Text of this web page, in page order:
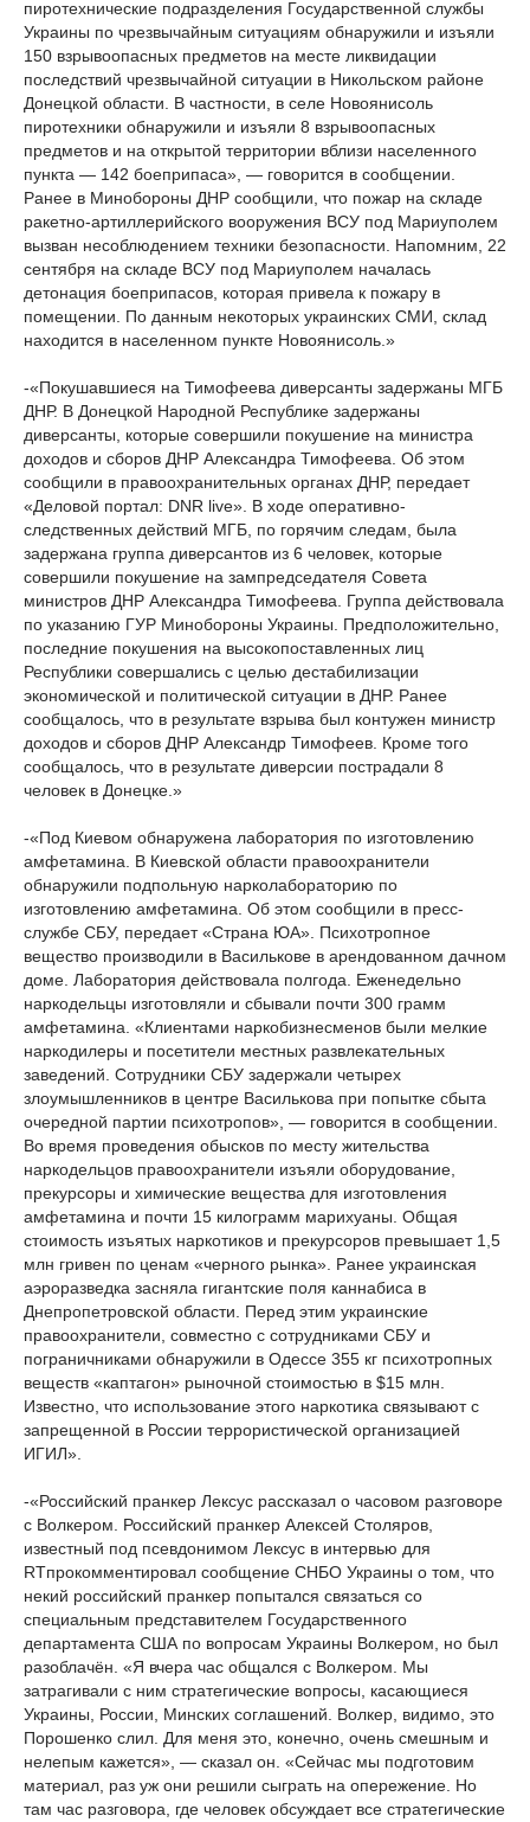
пиротехнические подразделения Государственной службы
Украины по чрезвычайным ситуациям обнаружили и изъяли
150 взрывоопасных предметов на месте ликвидации
последствий чрезвычайной ситуации в Никольском районе
Донецкой области. В частности, в селе Новоянисоль
пиротехники обнаружили и изъяли 8 взрывоопасных
предметов и на открытой территории вблизи населенного
пункта — 142 боеприпаса», — говорится в сообщении.
Ранее в Минобороны ДНР сообщили, что пожар на складе
ракетно-артиллерийского вооружения ВСУ под Мариуполем
вызван несоблюдением техники безопасности. Напомним, 22
сентября на складе ВСУ под Мариуполем началась
детонация боеприпасов, которая привела к пожару в
помещении. По данным некоторых украинских СМИ, склад
находится в населенном пункте Новоянисоль.»
-«Покушавшиеся на Тимофеева диверсанты задержаны МГБ
ДНР. В Донецкой Народной Республике задержаны
диверсанты, которые совершили покушение на министра
доходов и сборов ДНР Александра Тимофеева. Об этом
сообщили в правоохранительных органах ДНР, передает
«Деловой портал: DNR live». В ходе оперативно-
следственных действий МГБ, по горячим следам, была
задержана группа диверсантов из 6 человек, которые
совершили покушение на зампредседателя Совета
министров ДНР Александра Тимофеева. Группа действовала
по указанию ГУР Минобороны Украины. Предположительно,
последние покушения на высокопоставленных лиц
Республики совершались с целью дестабилизации
экономической и политической ситуации в ДНР. Ранее
сообщалось, что в результате взрыва был контужен министр
доходов и сборов ДНР Александр Тимофеев. Кроме того
сообщалось, что в результате диверсии пострадали 8
человек в Донецке.»
-«Под Киевом обнаружена лаборатория по изготовлению
амфетамина. В Киевской области правоохранители
обнаружили подпольную нарколабораторию по
изготовлению амфетамина. Об этом сообщили в пресс-
службе СБУ, передает «Страна ЮА». Психотропное
вещество производили в Василькове в арендованном дачном
доме. Лаборатория действовала полгода. Еженедельно
наркодельцы изготовляли и сбывали почти 300 грамм
амфетамина. «Клиентами наркобизнесменов были мелкие
наркодилеры и посетители местных развлекательных
заведений. Сотрудники СБУ задержали четырех
злоумышленников в центре Василькова при попытке сбыта
очередной партии психотропов», — говорится в сообщении.
Во время проведения обысков по месту жительства
наркодельцов правоохранители изъяли оборудование,
прекурсоры и химические вещества для изготовления
амфетамина и почти 15 килограмм марихуаны. Общая
стоимость изъятых наркотиков и прекурсоров превышает 1,5
млн гривен по ценам «черного рынка». Ранее украинская
аэроразведка засняла гигантские поля каннабиса в
Днепропетровской области. Перед этим украинские
правоохранители, совместно с сотрудниками СБУ и
пограничниками обнаружили в Одессе 355 кг психотропных
веществ «каптагон» рыночной стоимостью в $15 млн.
Известно, что использование этого наркотика связывают с
запрещенной в России террористической организацией
ИГИЛ».
-«Российский пранкер Лексус рассказал о часовом разговоре
с Волкером. Российский пранкер Алексей Столяров,
известный под псевдонимом Лексус в интервью для
RTпрокомментировал сообщение СНБО Украины о том, что
некий российский пранкер попытался связаться со
специальным представителем Государственного
департамента США по вопросам Украины Волкером, но был
разоблачён. «Я вчера час общался с Волкером. Мы
затрагивали с ним стратегические вопросы, касающиеся
Украины, России, Минских соглашений. Волкер, видимо, это
Порошенко слил. Для меня это, конечно, очень смешным и
нелепым кажется», — сказал он. «Сейчас мы подготовим
материал, раз уж они решили сыграть на опережение. Но
там час разговора, где человек обсуждает все стратегические